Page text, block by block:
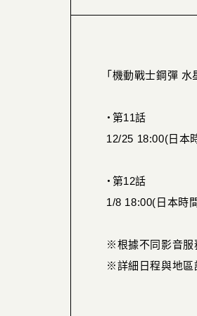
「機動戰士鋼彈 水
・第11話
12/25 18:00(日本
・第12話
1/8 18:00(日本時
※根據不同影音服
※詳細日程與地區